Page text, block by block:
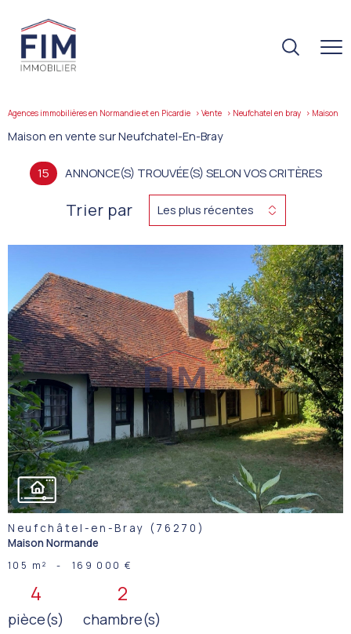
Agences immobilières en Normandie et en Picardie Vente Neufchatel en bray maison
Maison en vente sur Neufchatel-En-Bray
15 ANNONCE(S) TROUVÉE(S) SELON VOS CRITÈRES
Trier par Les plus récentes
VOIR LE
BIEN
Neufchâtel-en-Bray (76270)
Maison Normande
105 m² - 169 000 €
4
pièce(s)
2
chambre(s)